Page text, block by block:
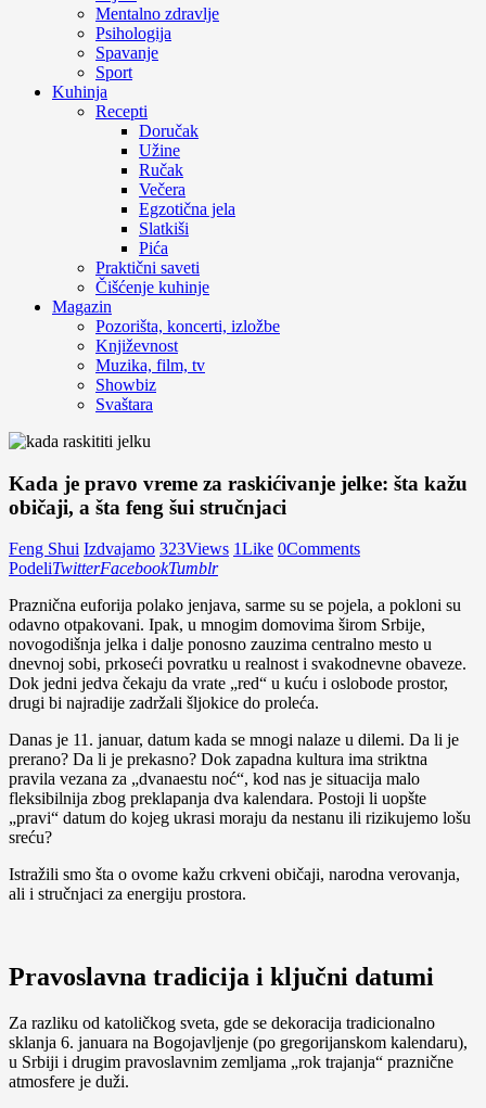
Mentalno zdravlje
Psihologija
Spavanje
Sport
Kuhinja
Recepti
Doručak
Užine
Ručak
Večera
Egzotična jela
Slatkiši
Pića
Praktični saveti
Čišćenje kuhinje
Magazin
Pozorišta, koncerti, izložbe
Književnost
Muzika, film, tv
Showbiz
Svaštara
Kada je pravo vreme za raskićivanje jelke: šta kažu
običaji, a šta feng šui stručnjaci
Feng Shui Izdvajamo 323Views 1Like 0Comments
PodeliTwitterFacebookTumblr
Praznična euforija polako jenjava, sarme su se pojela, a pokloni su
odavno otpakovani. Ipak, u mnogim domovima širom Srbije,
novogodišnja jelka i dalje ponosno zauzima centralno mesto u
dnevnoj sobi, prkoseći povratku u realnost i svakodnevne obaveze.
Dok jedni jedva čekaju da vrate „red“ u kuću i oslobode prostor,
drugi bi najradije zadržali šljokice do proleća.
Danas je 11. januar, datum kada se mnogi nalaze u dilemi. Da li je
prerano? Da li je prekasno? Dok zapadna kultura ima striktna
pravila vezana za „dvanaestu noć“, kod nas je situacija malo
fleksibilnija zbog preklapanja dva kalendara. Postoji li uopšte
„pravi“ datum do kojeg ukrasi moraju da nestanu ili rizikujemo lošu
sreću?
Istražili smo šta o ovome kažu crkveni običaji, narodna verovanja,
ali i stručnjaci za energiju prostora.
Pravoslavna tradicija i ključni datumi
Za razliku od katoličkog sveta, gde se dekoracija tradicionalno
sklanja 6. januara na Bogojavljenje (po gregorijanskom kalendaru),
u Srbiji i drugim pravoslavnim zemljama „rok trajanja“ praznične
atmosfere je duži.